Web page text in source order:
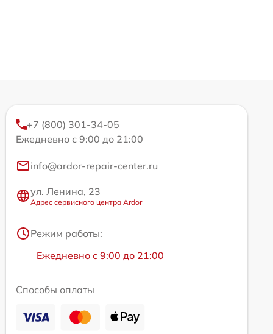
+7 (800) 301-34-05
Ежедневно с 9:00 до 21:00
info@ardor-repair-center.ru
ул. Ленина, 23
Адрес сервисного центра Ardor
Режим работы:
Ежедневно с 9:00 до 21:00
Способы оплаты